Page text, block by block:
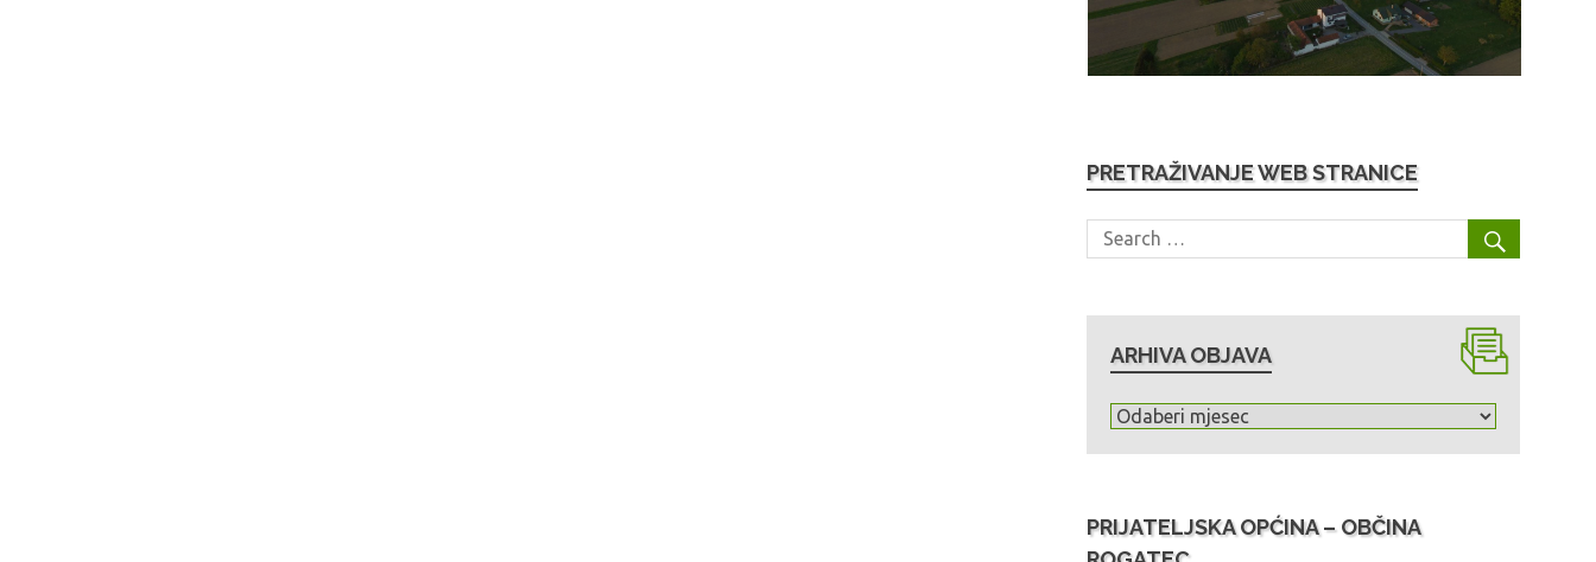
PRETRAŽIVANJE WEB STRANICE
ARHIVA OBJAVA
A
v
PRIJATELJSKA OPĆINA – OBČINA